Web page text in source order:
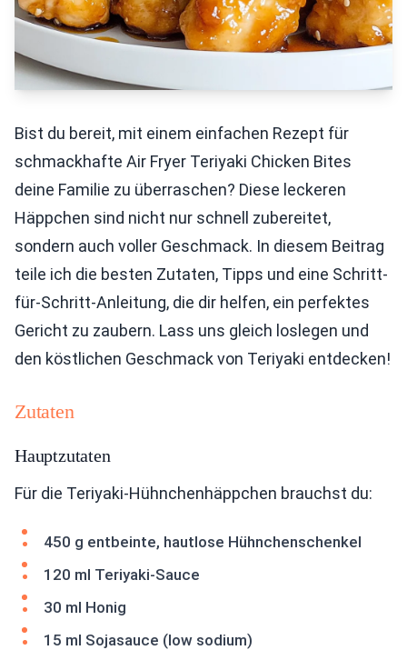
Bist du bereit, mit einem einfachen Rezept für
schmackhafte Air Fryer Teriyaki Chicken Bites
deine Familie zu überraschen? Diese leckeren
Häppchen sind nicht nur schnell zubereitet,
sondern auch voller Geschmack. In diesem Beitrag
teile ich die besten Zutaten, Tipps und eine Schritt-
für-Schritt-Anleitung, die dir helfen, ein perfektes
Gericht zu zaubern. Lass uns gleich loslegen und
den köstlichen Geschmack von Teriyaki entdecken!
Zutaten
Hauptzutaten
Für die Teriyaki-Hühnchenhäppchen brauchst du:
450 g entbeinte, hautlose Hühnchenschenkel
120 ml Teriyaki-Sauce
30 ml Honig
15 ml Sojasauce (low sodium)